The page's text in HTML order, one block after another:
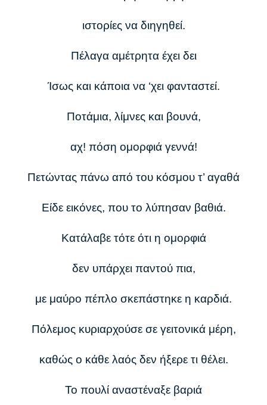
ιστορίες να διηγηθεί.
Πέλαγα αμέτρητα έχει δει
Ίσως και κάποια να ‘χει φανταστεί.
Ποτάμια, λίμνες και βουνά,
αχ! πόση ομορφιά γεννά!
Πετώντας πάνω από του κόσμου τ’ αγαθά
Είδε εικόνες, που το λύπησαν βαθιά.
Κατάλαβε τότε ότι η ομορφιά
δεν υπάρχει παντού πια,
με μαύρο πέπλο σκεπάστηκε η καρδιά.
Πόλεμος κυριαρχούσε σε γειτονικά μέρη,
καθώς ο κάθε λαός δεν ήξερε τι θέλει.
Το πουλί αναστέναξε βαριά